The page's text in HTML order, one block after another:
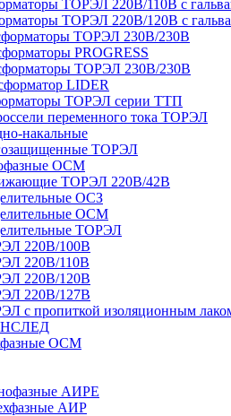
ТОРЭЛ 220В/110В с
ТОРЭЛ 220В/120В с
ТОРЭЛ 230В/230В
PROGRESS
ТОРЭЛ 230В/230В
LIDER
ТОРЭЛ серии ТТП
переменного тока ТОРЭЛ
накальные
ТОРЭЛ
ОСМ
ТОРЭЛ 220В/42В
ОСЗ
ОСМ
ТОРЭЛ
220В/100В
220В/110В
220В/120В
220В/127В
с пропиткой изоляционным
ОСМ
АИРЕ
АИР